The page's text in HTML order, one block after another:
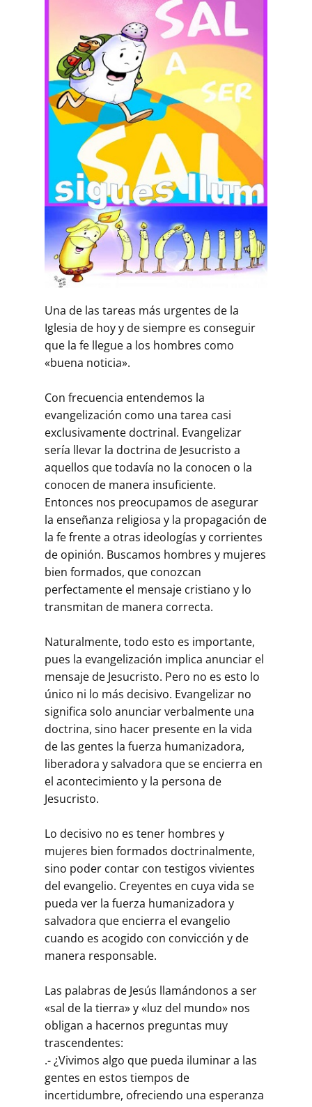
Una de las tareas más urgentes de la
Iglesia de hoy y de siempre es conseguir
que la fe llegue a los hombres como
«buena noticia».
Con frecuencia entendemos la
evangelización como una tarea casi
exclusivamente doctrinal. Evangelizar
sería llevar la doctrina de Jesucristo a
aquellos que todavía no la conocen o la
conocen de manera insuficiente.
Entonces nos preocupamos de asegurar
la enseñanza religiosa y la propagación de
la fe frente a otras ideologías y corrientes
de opinión. Buscamos hombres y mujeres
bien formados, que conozcan
perfectamente el mensaje cristiano y lo
transmitan de manera correcta.
Naturalmente, todo esto es importante,
pues la evangelización implica anunciar el
mensaje de Jesucristo. Pero no es esto lo
único ni lo más decisivo. Evangelizar no
significa solo anunciar verbalmente una
doctrina, sino hacer presente en la vida
de las gentes la fuerza humanizadora,
liberadora y salvadora que se encierra en
el acontecimiento y la persona de
Jesucristo.
Lo decisivo no es tener hombres y
mujeres bien formados doctrinalmente,
sino poder contar con testigos vivientes
del evangelio. Creyentes en cuya vida se
pueda ver la fuerza humanizadora y
salvadora que encierra el evangelio
cuando es acogido con convicción y de
manera responsable.
Las palabras de Jesús llamándonos a ser
«sal de la tierra» y «luz del mundo» nos
obligan a hacernos preguntas muy
trascendentes:
.- ¿Vivimos algo que pueda iluminar a las
gentes en estos tiempos de
incertidumbre, ofreciendo una esperanza